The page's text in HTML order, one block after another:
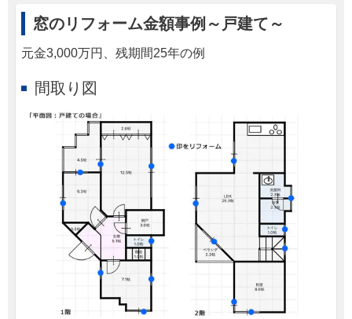
窓のリフォーム金額事例～戸建て～
元金3,000万円、残期間25年の例
間取り図